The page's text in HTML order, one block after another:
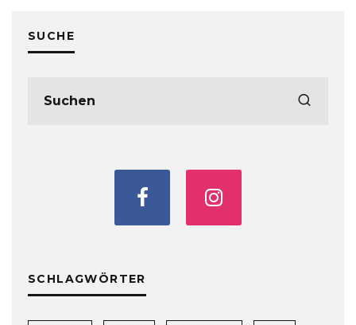
SUCHE
SCHLAGWÖRTER